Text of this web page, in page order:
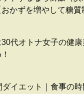
かずを増やして糖質
代オトナ女子の健
ダイエット｜食事の